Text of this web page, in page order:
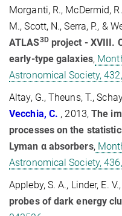
Morganti, R., McDermid,
M., Scott, N., Serra, P., &
ATLAS3Dproject - XVIII.
early-type galaxies,
Astronomical Society,
Altay, G., Theuns, T.,
Vecchia, C. , 2013,The
processes on the
Lyman α absorbers,
Astronomical Society,
Appleby, S. A., Linder, E.
probes of dark energy